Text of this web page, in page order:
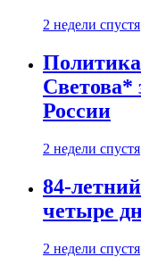
2 недели спустя
Светова*
России
2 недели спустя
84-
четыре
2 недели спустя